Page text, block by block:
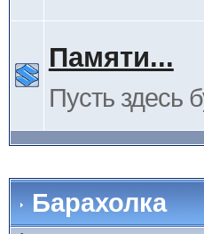
Памяти...
Пусть здесь
Барахолка